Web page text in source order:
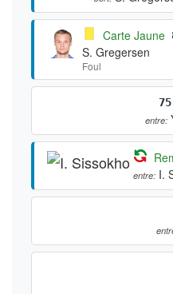
Carte Jaune
S. Gregersen
Foul
entre:
entre: I.